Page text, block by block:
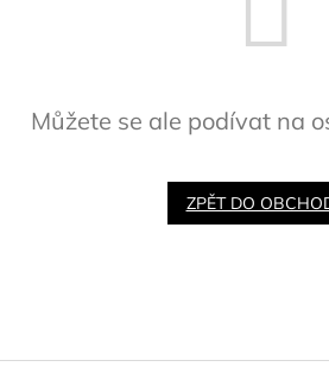
Můžete se ale podívat na
ZPĚT DO